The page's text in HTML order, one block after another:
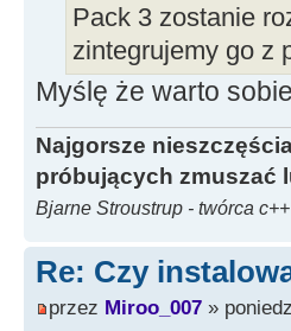
Pack 3 zostanie
zintegrujemy go z
Myślę że warto
Najgorsze
próbujących zmuszać
Bjarne Stroustrup - twórca c++
Re: Czy
przez Miroo_007 »